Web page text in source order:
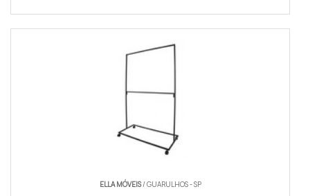
ELLA MÓVEIS/ GUARULHOS - SP